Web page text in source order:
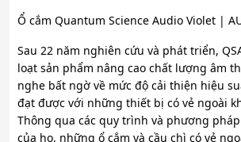
Ổ cắm Quantum Science Audio Violet |
Sau 22 năm nghiên cứu và phát triển,
loạt sản phẩm nâng cao chất lượng âm
nghe bất ngờ về mức độ cải thiện hiệu
đạt được với những thiết bị có vẻ ngoài
Thông qua các quy trình và phương
của họ, những ổ cắm và cầu chì có vẻ